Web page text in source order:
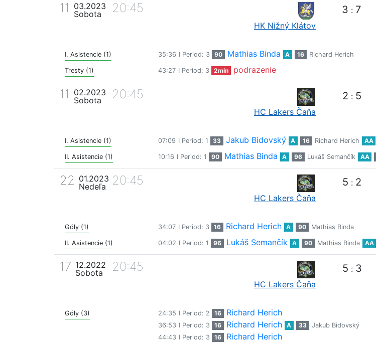
11
03.2023
Sobota
20:45
HK Nižný Klátov
3 : 7
I. Asistencie (1) 35:36 I Period: 3 90 Mathias Binda A 16 Richard Herich
Tresty (1) 43:27 I Period: 3 2min podrazenie
11
02.2023
Sobota
20:45
HC Lakers Čaňa
2 : 5
I. Asistencie (1) 07:09 I Period: 1 33 Jakub Bidovský A 16 Richard Herich AA
II. Asistencie (1) 10:16 I Period: 1 90 Mathias Binda A 96 Lukáš Semančík AA
22 01.2023
Nedeľa
20:45
HC Lakers Čaňa
5 : 2
Góly (1) 34:07 I Period: 3 16 Richard Herich A 90 Mathias Binda
II. Asistencie (1) 04:02 I Period: 1 96 Lukáš Semančík A 90 Mathias Binda AA
17 12.2022
Sobota
20:45
HC Lakers Čaňa
5 : 3
Góly (3) 24:35 I Period: 2 16 Richard Herich
36:53 I Period: 3 16 Richard Herich A 33
Jakub Bidovský
44:43 I Period: 3 16 Richard Herich